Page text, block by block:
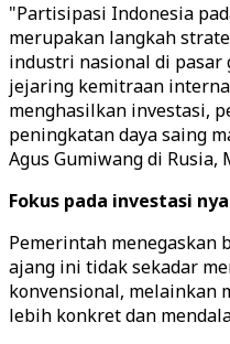
"Partisipasi Indonesia
merupakan langkah
industri nasional di pasar
jejaring kemitraan
menghasilkan investasi,
peningkatan daya saing
Agus Gumiwang di Rusia,
Fokus pada investasi
Pemerintah menegaskan
ajang ini tidak sekadar
konvensional, melainkan
lebih konkret dan